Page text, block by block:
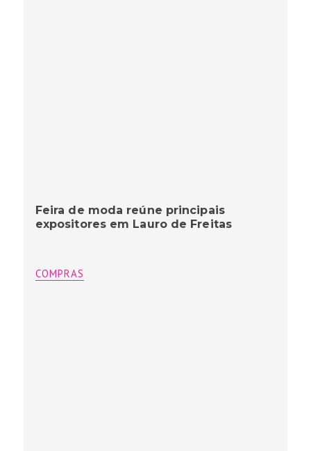
Feira de moda reúne principais
expositores em Lauro de Freitas
COMPRAS